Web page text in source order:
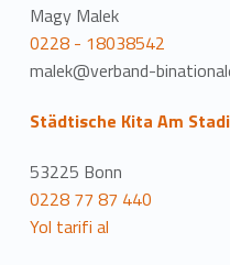
Magy Malek
0228 - 18038542
malek@verband-
Städtische Kita Am
53225 Bonn
0228 77 87 440
Yol tarifi al